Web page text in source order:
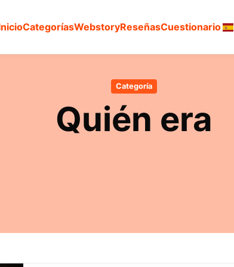
CategoríasWebstoryReseñasCuestionario
Categoría
Quién era